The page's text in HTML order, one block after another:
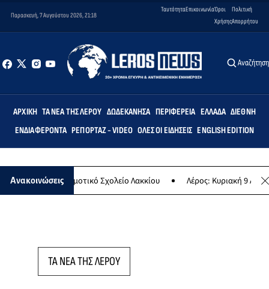
Παρασκευή, 7 Αυγούστου 2026, 21:18
ΤαυτότηταΕπικοινωνίαΌροι
Χρήσης
Πολιτική
Απορρήτου
Αναζήτηση
ΑΡΧΙΚΉ ΤΑ ΝΈΑ ΤΗΣ ΛΈΡΟΥ ΔΩΔΕΚΆΝΗΣΑ ΠΕΡΙΦΈΡΕΙΑ ΕΛΛΆΔΑ ΔΙΕΘΝΉ
ΕΝΔΙΑΦΈΡΟΝΤΑ ΡΕΠΟΡΤΆΖ - VIDEO ΌΛΕΣ ΟΙ ΕΙΔΉΣΕΙΣ ENGLISH EDITION
Ανακοινώσεις
στο Δημοτικό Σχολείο Λακκίου Λέρος: Κυριακή 9
ΤΑ ΝΕΑ ΤΗΣ ΛΕΡΟΥ